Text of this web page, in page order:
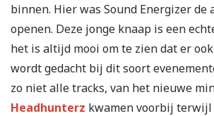
binnen. Hier was Sound Energizer de
openen. Deze jonge knaap is een
het is altijd mooi om te zien dat er
wordt gedacht bij dit soort
zo niet alle tracks, van het nieuwe
Headhunterz kwamen voorbij